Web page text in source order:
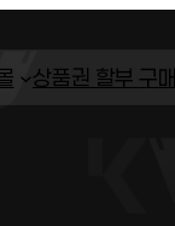
상품권 할부 구매